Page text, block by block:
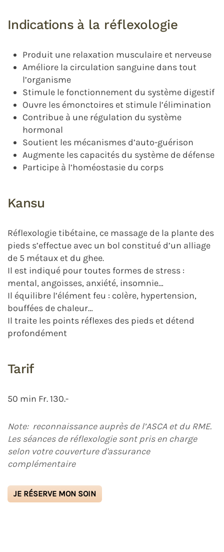
Indications à la réflexologie
Produit une relaxation musculaire et nerveuse
Améliore la circulation sanguine dans tout
l’organisme
Stimule le fonctionnement du système digestif
Ouvre les émonctoires et stimule l’élimination
Contribue à une régulation du système
hormonal
Soutient les mécanismes d’auto-guérison
Augmente les capacités du système de défense
Participe à l’homéostasie du corps
Kansu
Réflexologie tibétaine, ce massage de la plante des
pieds s’effectue avec un bol constitué d’un alliage
de 5 métaux et du ghee.
Il est indiqué pour toutes formes de stress :
mental, angoisses, anxiété, insomnie…
Il équilibre l’élément feu : colère, hypertension,
bouffées de chaleur…
Il traite les points réflexes des pieds et détend
profondément
Tarif
50 min Fr. 130.-
Note: reconnaissance auprès de l’ASCA et du RME.
Les séances de réflexologie sont pris en charge
selon votre couverture d'assurance
complémentaire
JE RÉSERVE MON SOIN